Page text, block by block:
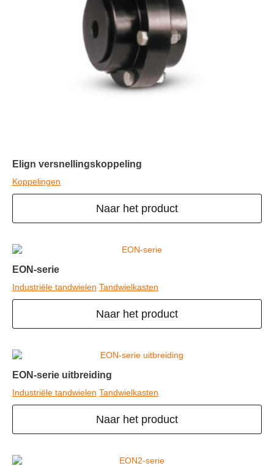
Elign versnellingskoppeling
Koppelingen
Naar het product
EON-serie
Industriële tandwielen Tandwielkasten
Naar het product
EON-serie uitbreiding
Industriële tandwielen Tandwielkasten
Naar het product